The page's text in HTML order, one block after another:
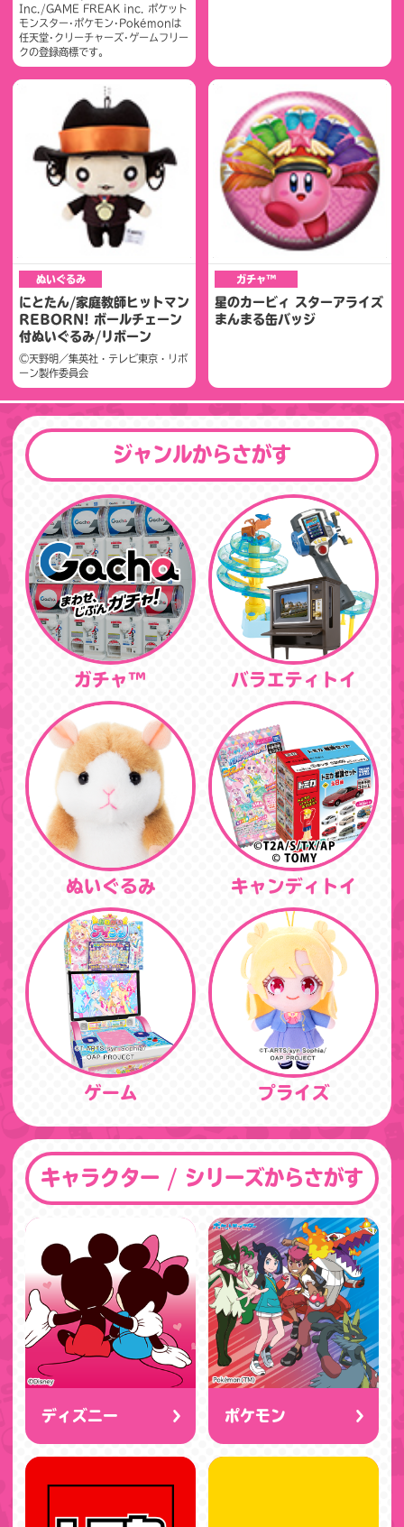
Inc./GAME FREAK inc. ポケット
モンスター･ポケモン･Pokémonは
任天堂･クリーチャーズ･ゲームフリー
クの登録商標です。
ぬいぐるみ
にとたん/家庭教師ヒットマン
REBORN! ボールチェーン
付ぬいぐるみ/リボーン
©天野明／集英社・テレビ東京・リボ
ーン製作委員会
ガチャ™
星のカービィ スターアライズ
まんまる缶バッジ
ジャンルからさがす
ガチャ™ バラエティトイ
ぬいぐるみ キャンディトイ
ゲーム プライズ
キャラクター / シリーズからさがす
ディズニー ポケモン